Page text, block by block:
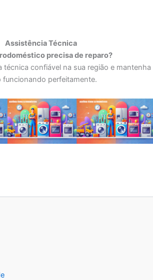
Assistência Técnica
precisa de reparo?
técnica confiável na sua região e mantenha
funcionando perfeitamente.